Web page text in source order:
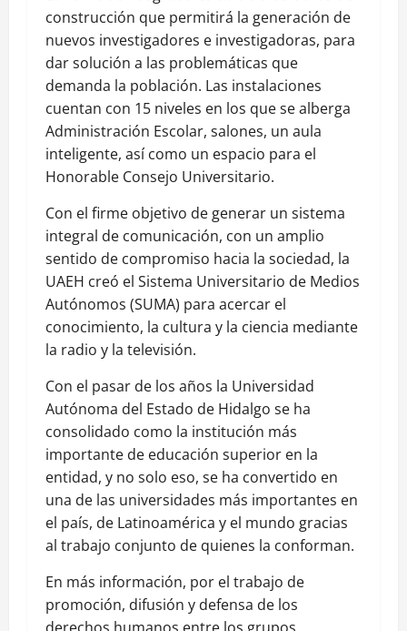
construcción que permitirá la generación de
nuevos investigadores e investigadoras, para
dar solución a las problemáticas que
demanda la población. Las instalaciones
cuentan con 15 niveles en los que se alberga
Administración Escolar, salones, un aula
inteligente, así como un espacio para el
Honorable Consejo Universitario.
Con el firme objetivo de generar un sistema
integral de comunicación, con un amplio
sentido de compromiso hacia la sociedad, la
UAEH creó el Sistema Universitario de Medios
Autónomos (SUMA) para acercar el
conocimiento, la cultura y la ciencia mediante
la radio y la televisión.
Con el pasar de los años la Universidad
Autónoma del Estado de Hidalgo se ha
consolidado como la institución más
importante de educación superior en la
entidad, y no solo eso, se ha convertido en
una de las universidades más importantes en
el país, de Latinoamérica y el mundo gracias
al trabajo conjunto de quienes la conforman.
En más información, por el trabajo de
promoción, difusión y defensa de los